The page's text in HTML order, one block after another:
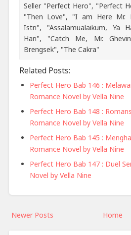
Seller "Perfect Hero", "Perfect
"Then Love", "I am Here Mr.
Istri", "Assalamualaikum, Ya
Hari", "Catch Me, Mr.
Brengsek", "The Cakra"
Related Posts:
Perfect Hero Bab 146 :
Romance Novel by Vella Nine
Perfect Hero Bab 148 :
Romance Novel by Vella Nine
Perfect Hero Bab 145 :
Romance Novel by Vella Nine
Perfect Hero Bab 147 : Duel
Novel by Vella Nine
Newer Posts Home